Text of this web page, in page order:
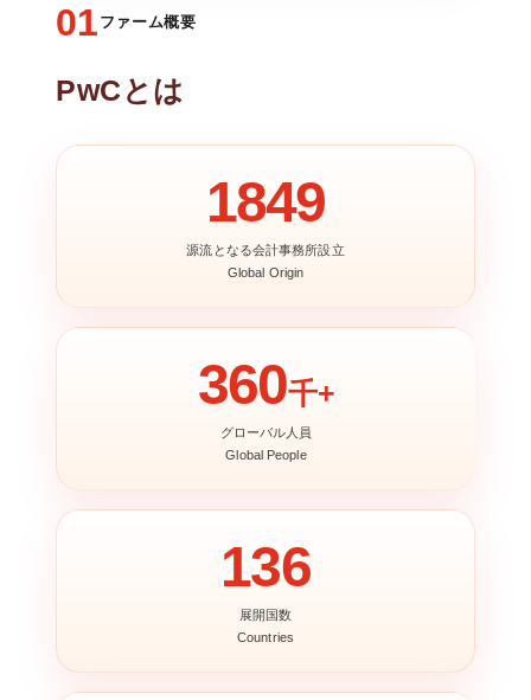
01 ファーム概要
PwCとは
1849
源流となる会計事務所設立
Global Origin
360千+
グローバル人員
Global People
136
展開国数
Countries